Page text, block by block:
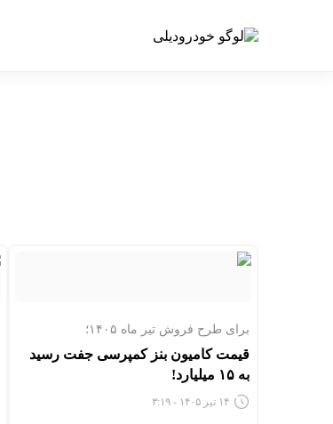
برای طرح فروش تیر ماه ۱۴۰۵؛
قیمت کامیون بنز کمپرسی جفت رسید
به ۱۵ میلیارد!
۱۴ تیر ۱۴۰۵ - ۳:۱۹